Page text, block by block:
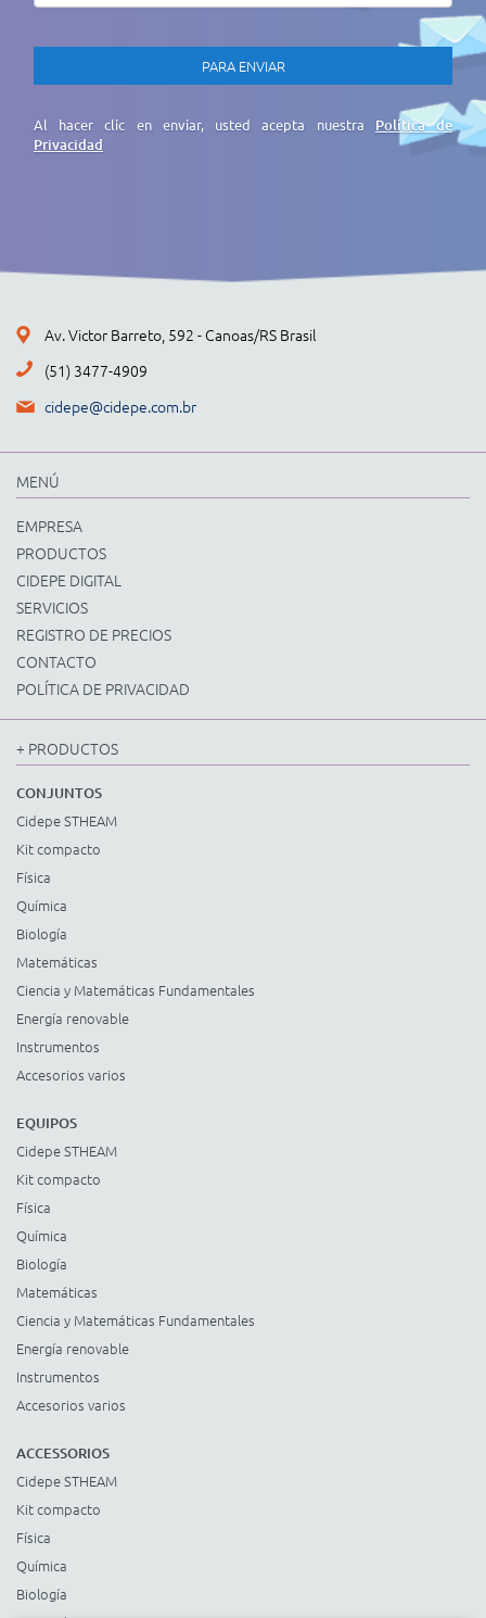
Al hacer clic en enviar, usted acepta nuestra Política de
Privacidad
Av. Victor Barreto, 592 - Canoas/RS Brasil
(51) 3477-4909
cidepe@cidepe.com.br
MENÚ
EMPRESA
PRODUCTOS
CIDEPE DIGITAL
SERVICIOS
REGISTRO DE PRECIOS
CONTACTO
POLÍTICA DE PRIVACIDAD
+ PRODUCTOS
CONJUNTOS
Cidepe STHEAM
Kit compacto
Física
Química
Biología
Matemáticas
Ciencia y Matemáticas Fundamentales
Energía renovable
Instrumentos
Accesorios varios
EQUIPOS
Cidepe STHEAM
Kit compacto
Física
Química
Biología
Matemáticas
Ciencia y Matemáticas Fundamentales
Energía renovable
Instrumentos
Accesorios varios
ACCESSORIOS
Cidepe STHEAM
Kit compacto
Física
Química
Biología